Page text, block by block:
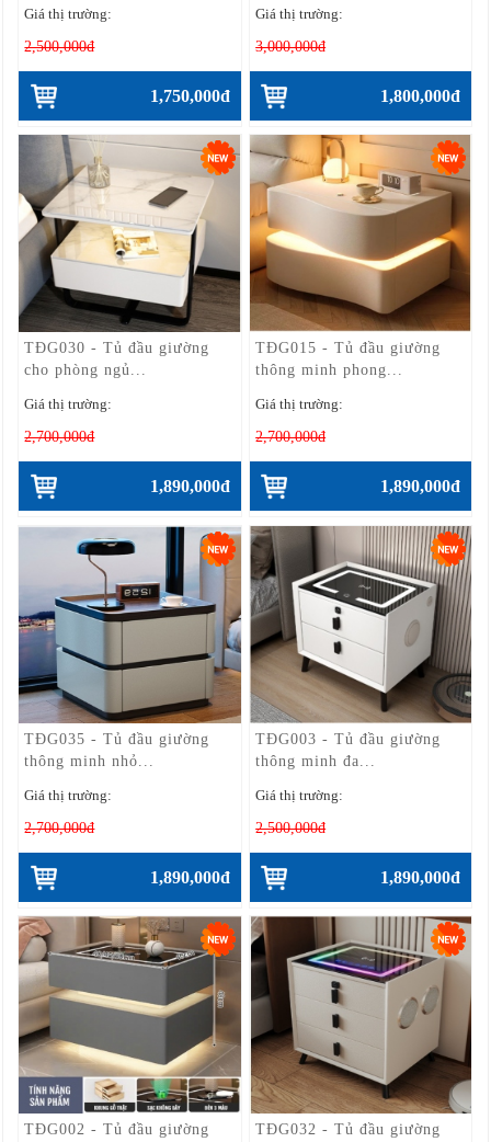
Giá thị trường:
2,500,000đ
1,750,000đ
Giá thị trường:
3,000,000đ
1,800,000đ
TĐG030 - Tủ đầu giường
cho phòng ngủ...
Giá thị trường:
2,700,000đ
1,890,000đ
TĐG015 - Tủ đầu giường
thông minh phong...
Giá thị trường:
2,700,000đ
1,890,000đ
TĐG035 - Tủ đầu giường
thông minh nhỏ...
Giá thị trường:
2,700,000đ
1,890,000đ
TĐG003 - Tủ đầu giường
thông minh đa...
Giá thị trường:
2,500,000đ
1,890,000đ
TĐG002 - Tủ đầu giường TĐG032 - Tủ đầu giường